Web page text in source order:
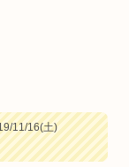
11/16(土)